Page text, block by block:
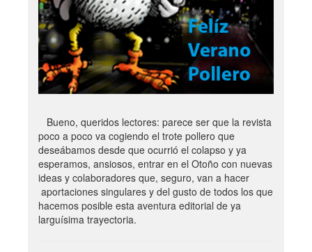
Bueno, queridos lectores: parece ser que la revista
poco a poco va cogiendo el trote pollero que
deseábamos desde que ocurrió el colapso y ya
esperamos, ansiosos, entrar en el Otoño con nuevas
ideas y colaboradores que, seguro, van a hacer
aportaciones singulares y del gusto de todos los que
hacemos posible esta aventura editorial de ya
larguísima trayectoria.